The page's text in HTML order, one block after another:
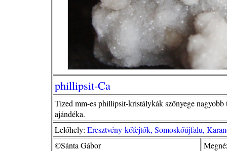
phillipsit-Ca
Tized mm-es phillipsit-kristálykák szőnyege
ajándéka.
Lelőhely: Eresztvény-kőfejtők, Somoskőújfalu,
©Sánta Gábor